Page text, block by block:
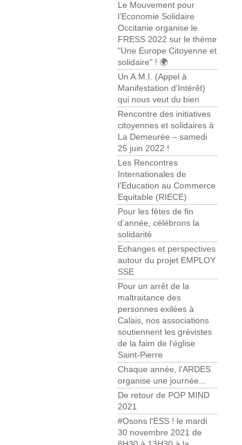
Le Mouvement pour
l’Economie Solidaire
Occitanie organise le
FRESS 2022 sur le thème
"Une Europe Citoyenne et
solidaire" ! 🌍
Un A.M.I. (Appel à
Manifestation d'Intérêt)
qui nous veut du bien
Rencontre des initiatives
citoyennes et solidaires à
La Demeurée – samedi
25 juin 2022 !
Les Rencontres
Internationales de
l’Education au Commerce
Equitable (RIECE)
Pour les fêtes de fin
d’année, célébrons la
solidarité
Echanges et perspectives
autour du projet EMPLOY
SSE
Pour un arrêt de la
maltraitance des
personnes exilées à
Calais, nos associations
soutiennent les grévistes
de la faim de l’église
Saint-Pierre
Chaque année, l’ARDES
organise une journée...
De retour de POP MIND
2021
#Osons l'ESS ! le mardi
30 novembre 2021 de